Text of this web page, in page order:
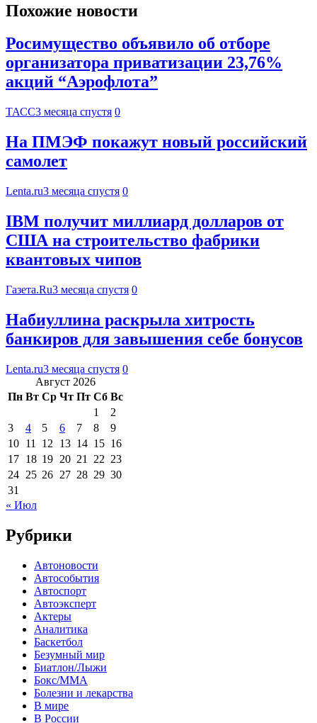
Похожие новости
Росимущество объявило об отборе
организатора приватизации 23,76%
акций “Аэрофлота”
ТАСС3 месяца спустя 0
На ПМЭФ покажут новый российский
самолет
Lenta.ru3 месяца спустя 0
IBM получит миллиард долларов от
США на строительство фабрики
квантовых чипов
Газета.Ru3 месяца спустя 0
Набиуллина раскрыла хитрость
банкиров для завышения себе бонусов
Lenta.ru3 месяца спустя 0
Август 2026
Пн Вт Ср Чт Пт Сб Вс
1
2
3
4 5 6 7 8
9
10 11 12 13 14 15 16
17 18 19 20 21 22 23
24 25 26 27 28 29 30
31
« Июл
Рубрики
Автоновости
Автособытия
Автоспорт
Автоэксперт
Актеры
Аналитика
Баскетбол
Безумный мир
Биатлон/Лыжи
Бокс/MMA
Болезни и лекарства
В мире
В России